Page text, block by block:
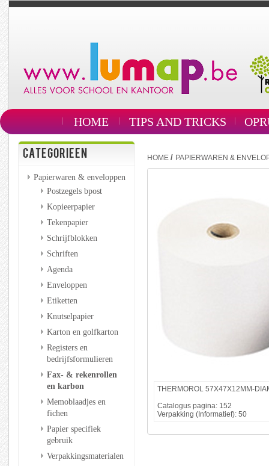
HOME TIPS AND TRICKS
CATEGORIEEN
Papierwaren & enveloppen
Postzegels bpost
Kopieerpapier
Tekenpapier
Schrijfblokken
Schriften
Agenda
Enveloppen
Etiketten
Knutselpapier
Karton en golfkarton
Registers en
bedrijfsformulieren
Fax- & rekenrollen
en karbon
Memoblaadjes en
fichen
Papier specifiek
gebruik
Verpakkingsmaterialen
HOME / PAPIERWAREN &
THERMOROL 57X47X12MM-
Catalogus pagina: 152
Verpakking (Informatief): 50